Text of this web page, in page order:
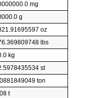
mg
g
oz
lbs
kg
st
ton
t